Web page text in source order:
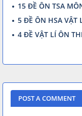
15 ĐỀ ÔN TSA
5 ĐỀ ÔN HSA VẬT
4 ĐỀ VẬT LÍ ÔN
POST A COMMENT